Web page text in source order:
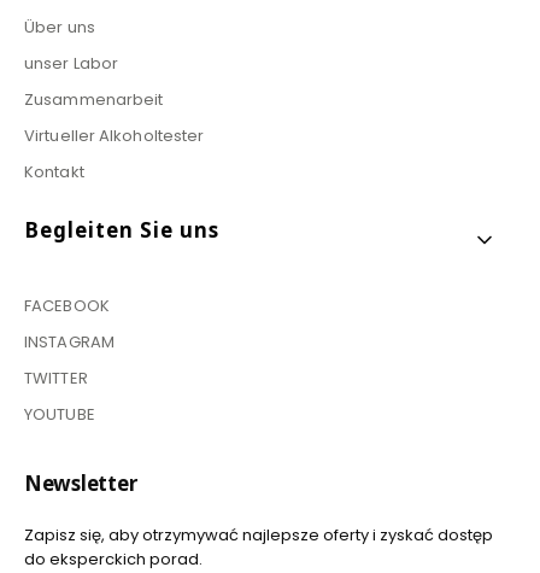
Über uns
unser Labor
Zusammenarbeit
Virtueller Alkoholtester
Kontakt
Begleiten Sie uns
FACEBOOK
INSTAGRAM
TWITTER
YOUTUBE
Newsletter
Zapisz się, aby otrzymywać najlepsze oferty i zyskać dostęp
do eksperckich porad.